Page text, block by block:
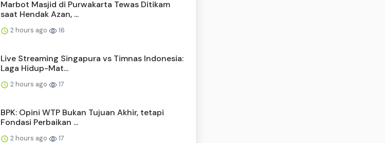
Marbot Masjid di Purwakarta Tewas Ditikam
saat Hendak Azan, ...
2 hours ago 16
Live Streaming Singapura vs Timnas Indonesia:
Laga Hidup-Mat...
2 hours ago 17
BPK: Opini WTP Bukan Tujuan Akhir, tetapi
Fondasi Perbaikan ...
2 hours ago 17